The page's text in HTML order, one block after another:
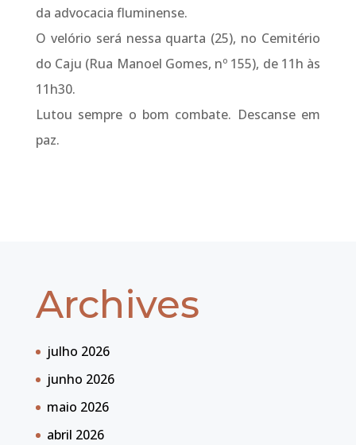
da advocacia fluminense.
O velório será nessa quarta (25), no Cemitério
do Caju (Rua Manoel Gomes, nº 155), de 11h às
11h30.
Lutou sempre o bom combate. Descanse em
paz.
Archives
julho 2026
junho 2026
maio 2026
abril 2026